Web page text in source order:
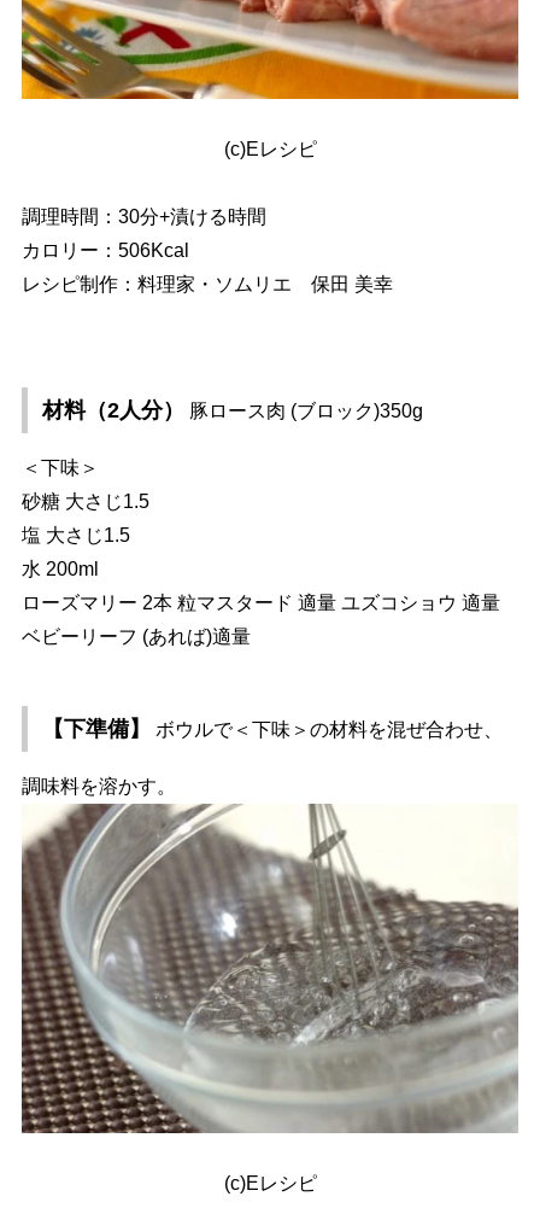
(c)Eレシピ
調理時間：30分+漬ける時間
カロリー：506Kcal
レシピ制作：料理家・ソムリエ 保田 美幸
材料（2人分） 豚ロース肉 (ブロック)350g
＜下味＞
砂糖 大さじ1.5
塩 大さじ1.5
水 200ml
ローズマリー 2本 粒マスタード 適量 ユズコショウ 適量
ベビーリーフ (あれば)適量
【下準備】 ボウルで＜下味＞の材料を混ぜ合わせ、
調味料を溶かす。
(c)Eレシピ